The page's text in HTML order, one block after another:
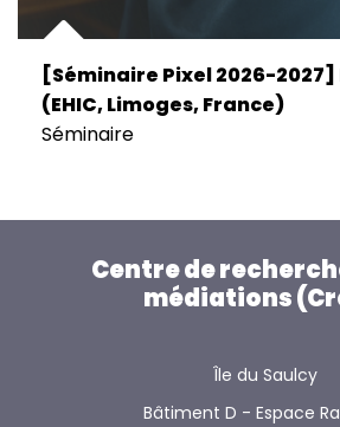
[Séminaire Pixel 2026-2027]
(EHIC, Limoges, France)
Séminaire
Centre de
médiations
Île du Saulcy
Bâtiment D - Espace